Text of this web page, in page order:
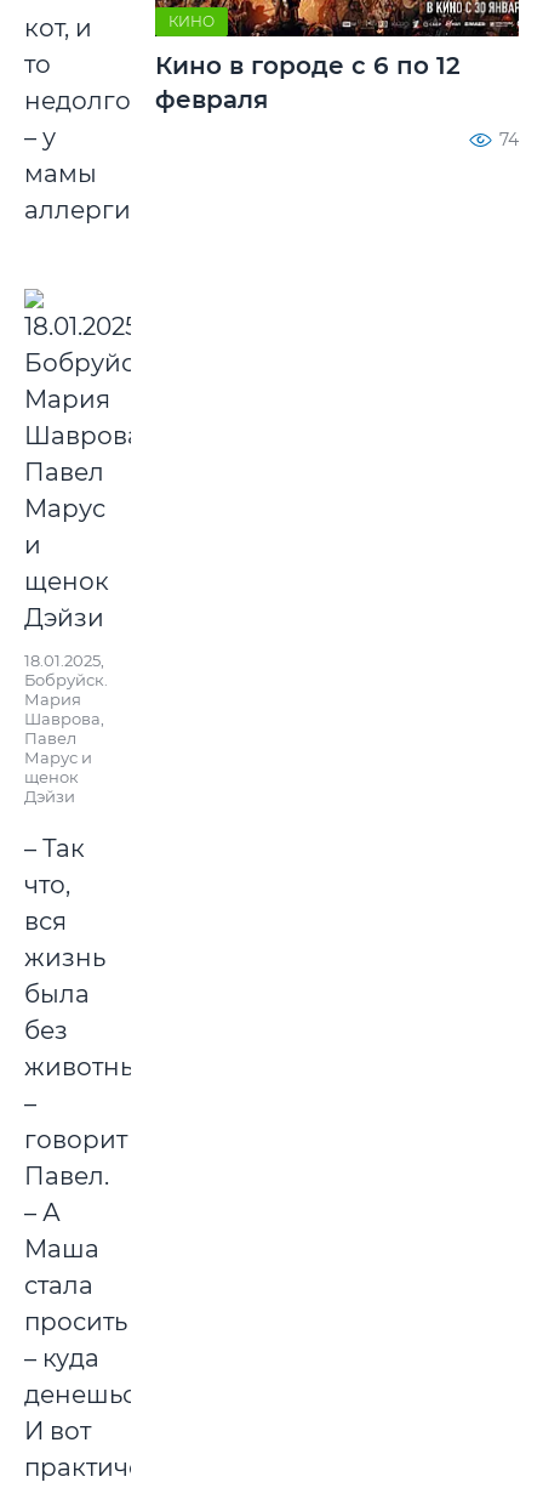
кот, и
то
недолго
– у
мамы
аллергия.
18.01.2025,
Бобруйск.
Мария
Шаврова,
Павел
Марус и
щенок
Дэйзи
– Так
что,
вся
жизнь
была
без
животных,
–
говорит
Павел.
– А
Маша
стала
просить
– куда
денешься.
И вот
практически
КИНО
Кино в городе с 6 по 12
февраля
74